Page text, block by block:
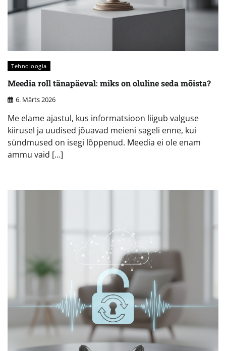
Tehnoloogia
Meedia roll tänapäeval: miks on oluline seda mõista?
6. Märts 2026
Me elame ajastul, kus informatsioon liigub valguse
kiirusel ja uudised jõuavad meieni sageli enne, kui
sündmused on isegi lõppenud. Meedia ei ole enam
ammu vaid […]